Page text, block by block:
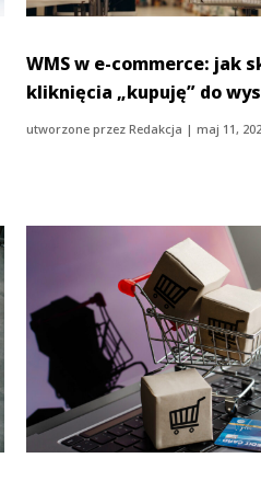
WMS w e-commerce: jak
kliknięcia „kupuję” do
utworzone przezRedakcja |maj 11,